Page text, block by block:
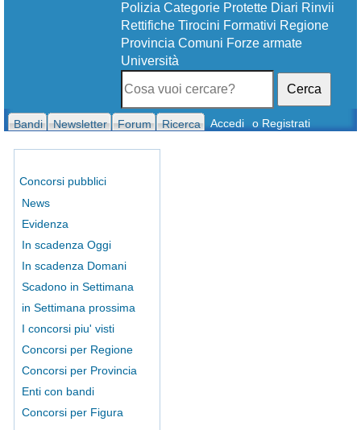
Polizia Categorie Protette Diari Rinvii
Rettifiche Tirocini Formativi Regione
Provincia Comuni Forze armate
Università
Cerca
Bandi Newsletter Forum Ricerca Accedi o Registrati
Concorsi pubblici
News
Evidenza
In scadenza Oggi
In scadenza Domani
Scadono in Settimana
in Settimana prossima
I concorsi piu' visti
Concorsi per Regione
Concorsi per Provincia
Enti con bandi
Concorsi per Figura